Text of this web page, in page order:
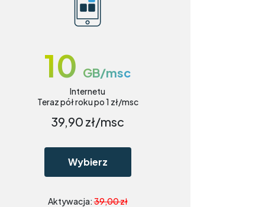
10 GB/msc
Internetu
Teraz pół roku po 1 zł/msc
39,90 zł/msc
Wybierz
Aktywacja:39,00 zł